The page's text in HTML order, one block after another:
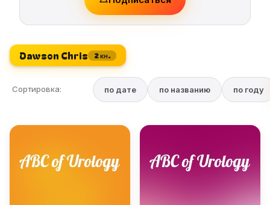
Dawson Chris 2 кн.
Сортировка: по дате по названию по году